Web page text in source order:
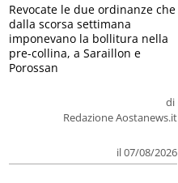
di
Redazione Aostanews.it
il 07/08/2026
Revocate le due ordinanze che
dalla scorsa settimana
imponevano la bollitura nella
pre-collina, a Saraillon e
Porossan